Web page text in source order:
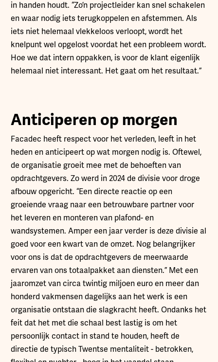
in handen houdt. “Zo’n projectleider kan snel schakelen
en waar nodig iets terugkoppelen en afstemmen. Als
iets niet helemaal vlekkeloos verloopt, wordt het
knelpunt wel opgelost voordat het een probleem wordt.
Hoe we dat intern oppakken, is voor de klant eigenlijk
helemaal niet interessant. Het gaat om het resultaat.”
Anticiperen op morgen
Facadec heeft respect voor het verleden, leeft in het
heden en anticipeert op wat morgen nodig is. Oftewel,
de organisatie groeit mee met de behoeften van
opdrachtgevers. Zo werd in 2024 de divisie voor droge
afbouw opgericht. “Een directe reactie op een
groeiende vraag naar een betrouwbare partner voor
het leveren en monteren van plafond- en
wandsystemen. Amper een jaar verder is deze divisie al
goed voor een kwart van de omzet. Nog belangrijker
voor ons is dat de opdrachtgevers de meerwaarde
ervaren van ons totaalpakket aan diensten.” Met een
jaaromzet van circa twintig miljoen euro en meer dan
honderd vakmensen dagelijks aan het werk is een
organisatie ontstaan die slagkracht heeft. Ondanks het
feit dat het met die schaal best lastig is om het
persoonlijk contact in stand te houden, heeft de
directie de typisch Twentse mentaliteit - betrokken,